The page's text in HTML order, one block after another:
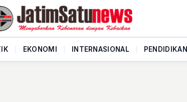
EKONOMI INTERNASIONAL PENDIDIKAN